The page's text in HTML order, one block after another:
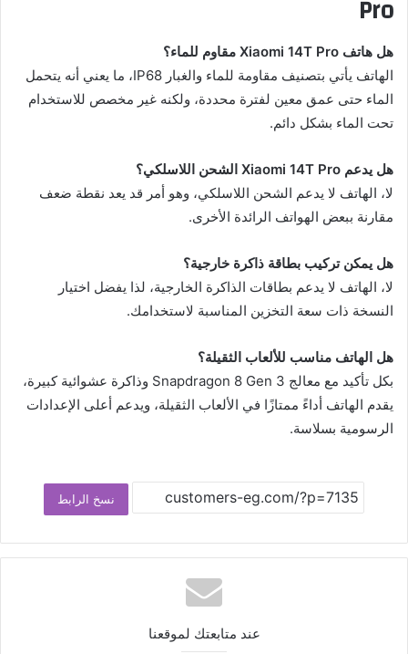
Pro
هل هاتف Xiaomi 14T Pro مقاوم للماء؟
الهاتف يأتي بتصنيف مقاومة للماء والغبار IP68، ما يعني أنه يتحمل
الماء حتى عمق معين لفترة محددة، ولكنه غير مخصص للاستخدام
تحت الماء بشكل دائم.
هل يدعم Xiaomi 14T Pro الشحن اللاسلكي؟
لا، الهاتف لا يدعم الشحن اللاسلكي، وهو أمر قد يعد نقطة ضعف
مقارنة ببعض الهواتف الرائدة الأخرى.
هل يمكن تركيب بطاقة ذاكرة خارجية؟
لا، الهاتف لا يدعم بطاقات الذاكرة الخارجية، لذا يفضل اختيار
النسخة ذات سعة التخزين المناسبة لاستخدامك.
هل الهاتف مناسب للألعاب الثقيلة؟
بكل تأكيد مع معالج Snapdragon 8 Gen 3 وذاكرة عشوائية كبيرة،
يقدم الهاتف أداءً ممتازًا في الألعاب الثقيلة، ويدعم أعلى الإعدادات
الرسومية بسلاسة.
نسخ الرابط
عند متابعتك لموقعنا